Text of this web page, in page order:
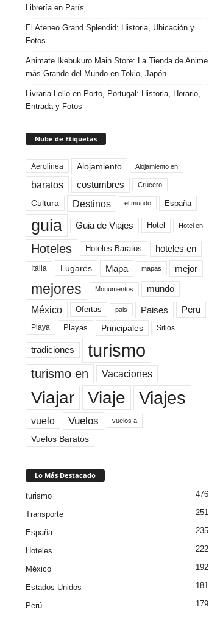
Librería en París
El Ateneo Grand Splendid: Historia, Ubicación y
Fotos
Animate Ikebukuro Main Store: La Tienda de Anime
más Grande del Mundo en Tokio, Japón
Livraria Lello en Porto, Portugal: Historia, Horario,
Entrada y Fotos
Nube de Etiquetas
Aerolinea Alojamiento Alojamiento en
baratos costumbres Crucero
Cultura Destinos el mundo España
guia Guia de Viajes Hotel Hotel en
Hoteles Hoteles Baratos hoteles en
Italia Lugares Mapa mapas mejor
mejores Monumentos mundo
México Ofertas pais Paises Peru
Playa Playas Principales Sitios
tradiciones turismo
turismo en Vacaciones
Viajar Viaje Viajes
vuelo Vuelos vuelos a
Vuelos Baratos
Lo Más Destacado
turismo 476
Transporte 251
España 235
Hoteles 222
México 192
Estados Unidos 181
Perú 179